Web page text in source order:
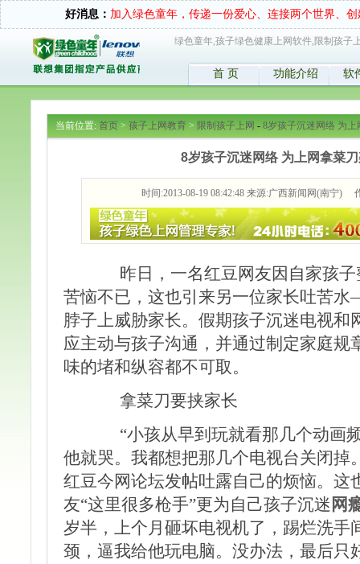
好消息： 加入绿色童年，传递一份爱心、连接两个世界、
绿色童年,孩子绿色健康上网软件,限制孩子
首 页 功能介绍 软
当前位置: 首页> 孩子上网教育> 限制孩子上网 - 8岁孩子沉迷网络 为
8岁孩子沉迷网络 为上网拿菜
时间:2013-08-19 08:42:48 来源:广西新闻网(南宁)
昨日，一名红豆网友因自家孩子
苦恼不已，这也引来另一位家长吐苦
脖子上威胁家长。假期孩子沉迷电视和
应主动与孩子沟通，并通过制定家庭规
味的堵和纵容都不可取。
拿菜刀要挟家长
“小孩从早到玩就看那几个动画
他就哭。我都想把那几个电视台关闭掉
红豆今网论坛发帖吐露自己的烦恼。这
友“这里很多枪手”更为自己孩子沉迷 网
岁半，上个月砸坏电视机了，踢烂洗手
颈，逼我给他玩电脑。没办法，最后只